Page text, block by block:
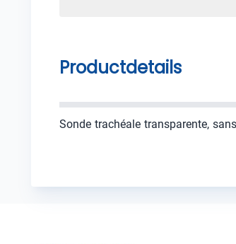
Productdetails
Sonde trachéale transparente,